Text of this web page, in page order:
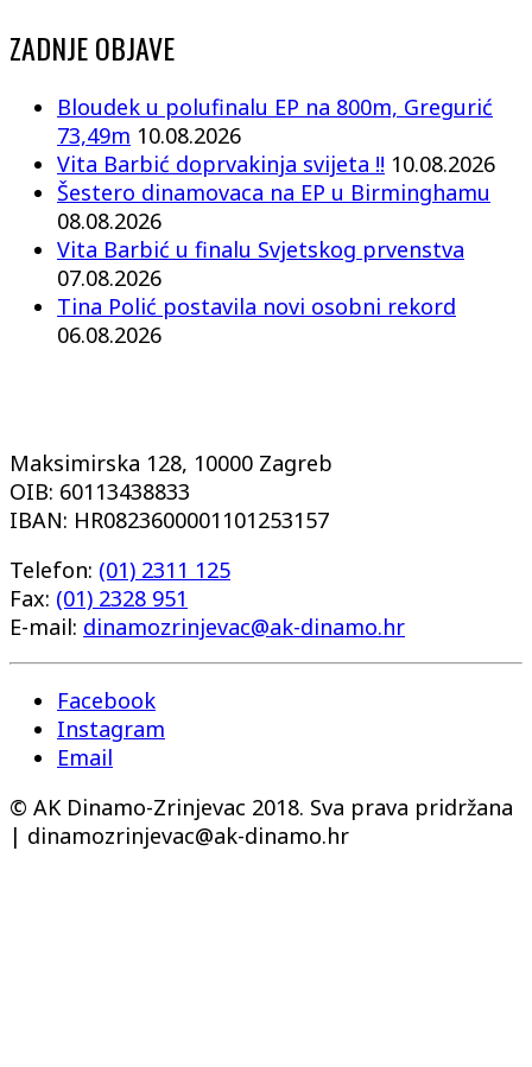
ZADNJE OBJAVE
Bloudek u polufinalu EP na 800m, Gregurić
73,49m 10.08.2026
Vita Barbić doprvakinja svijeta !! 10.08.2026
Šestero dinamovaca na EP u Birminghamu
08.08.2026
Vita Barbić u finalu Svjetskog prvenstva
07.08.2026
Tina Polić postavila novi osobni rekord
06.08.2026
Maksimirska 128, 10000 Zagreb
OIB: 60113438833
IBAN: HR0823600001101253157
Telefon: (01) 2311 125
Fax: (01) 2328 951
E-mail: dinamozrinjevac@ak-dinamo.hr
Facebook
Instagram
Email
© AK Dinamo-Zrinjevac 2018. Sva prava pridržana
| dinamozrinjevac@ak-dinamo.hr